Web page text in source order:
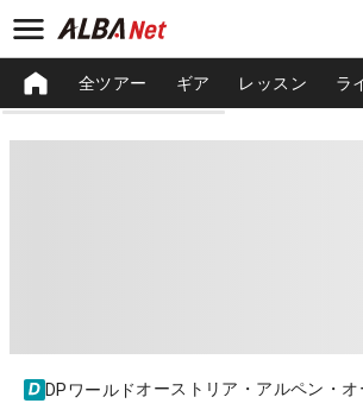
全ツアー ギア レッスン ラ
DPワールドオーストリア・アルペン・オ